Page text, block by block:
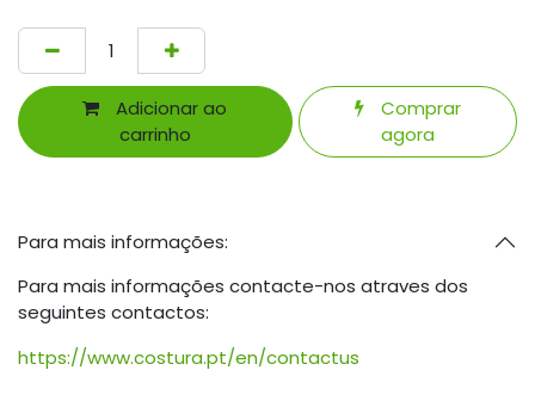
Adicionar ao
carrinho
Comprar
agora
Para mais informações:
Para mais informações contacte-nos atraves dos
seguintes contactos:
https://www.costura.pt/en/contactus